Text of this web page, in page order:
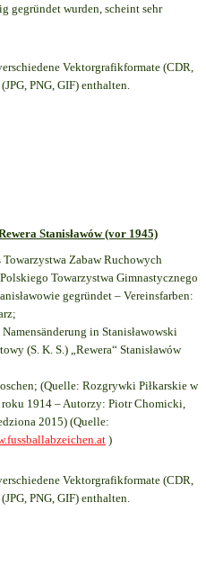
gegründet wurden, scheint sehr
Vektorgrafikformate (CDR,
PNG, GIF) enthalten.
Stanisławów (vor 1945)
Towarzystwa Zabaw Ruchowych
Polskiego Towarzystwa Gimnastycznego
gegründet – Vereinsfarben:
in Stanisławowski
(S. K. S.) „Rewera“ Stanisławów
(Quelle: Rozgrywki Piłkarskie w
1914 – Autorzy: Piotr Chomicki,
2015) (Quelle:
)
Vektorgrafikformate (CDR,
PNG, GIF) enthalten.